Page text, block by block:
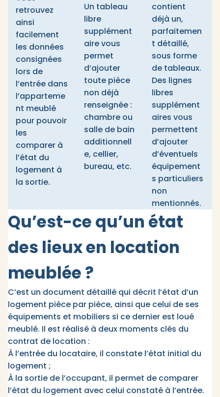
retrouvez
ainsi
facilement
les données
consignées
lors de
l’entrée dans
l’apparteme
nt meublé
pour pouvoir
les
comparer à
l’état du
logement à
la sortie.
Un tableau
libre
supplément
aire vous
permet
d’ajouter
toute pièce
non déjà
renseignée :
chambre ou
salle de bain
additionnell
e, cellier,
bureau, etc.
contient
déjà un,
parfaitemen
t détaillé,
sous forme
de tableaux.
Des lignes
libres
supplément
aires vous
permettent
d’ajouter
d’éventuels
équipement
s particuliers
non
mentionnés.
Qu’est-ce qu’un état
des lieux en location
meublée ?
C’est un document détaillé qui décrit l’état d’un
logement pièce par pièce, ainsi que celui de ses
équipements et mobiliers si ce dernier est loué
meublé. Il est réalisé à deux moments clés du
contrat de location :​
À l’entrée du locataire, il constate l’état initial du
logement ;
À la sortie de l’occupant, il permet de comparer
l’état du logement avec celui constaté à l’entrée.​